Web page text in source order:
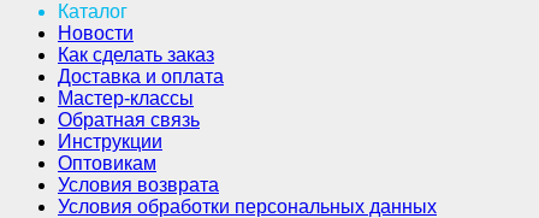
Каталог
Новости
Как сделать заказ
Доставка и оплата
Мастер-классы
Обратная связь
Инструкции
Оптовикам
Условия возврата
Условия обработки персональных данных